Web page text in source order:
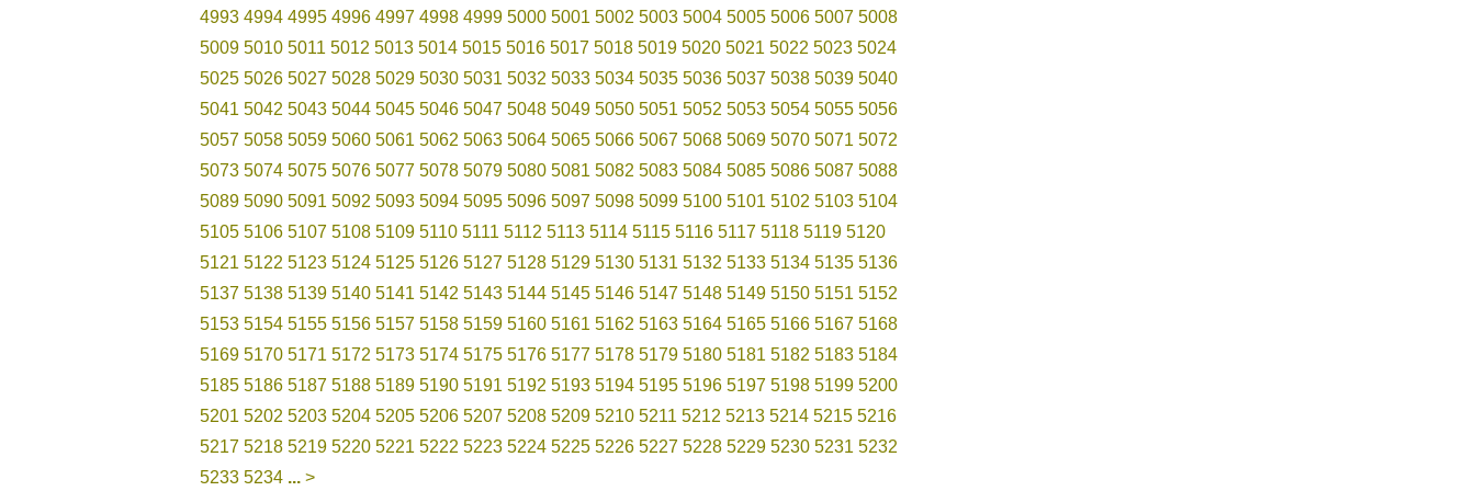
4993 4994 4995 4996 4997 4998 4999 5000 5001 5002 5003 5004 5005 5006 5007 5008
5009 5010 5011 5012 5013 5014 5015 5016 5017 5018 5019 5020 5021 5022 5023 5024
5025 5026 5027 5028 5029 5030 5031 5032 5033 5034 5035 5036 5037 5038 5039 5040
5041 5042 5043 5044 5045 5046 5047 5048 5049 5050 5051 5052 5053 5054 5055 5056
5057 5058 5059 5060 5061 5062 5063 5064 5065 5066 5067 5068 5069 5070 5071 5072
5073 5074 5075 5076 5077 5078 5079 5080 5081 5082 5083 5084 5085 5086 5087 5088
5089 5090 5091 5092 5093 5094 5095 5096 5097 5098 5099 5100 5101 5102 5103 5104
5105 5106 5107 5108 5109 5110 5111 5112 5113 5114 5115 5116 5117 5118 5119 5120
5121 5122 5123 5124 5125 5126 5127 5128 5129 5130 5131 5132 5133 5134 5135 5136
5137 5138 5139 5140 5141 5142 5143 5144 5145 5146 5147 5148 5149 5150 5151 5152
5153 5154 5155 5156 5157 5158 5159 5160 5161 5162 5163 5164 5165 5166 5167 5168
5169 5170 5171 5172 5173 5174 5175 5176 5177 5178 5179 5180 5181 5182 5183 5184
5185 5186 5187 5188 5189 5190 5191 5192 5193 5194 5195 5196 5197 5198 5199 5200
5201 5202 5203 5204 5205 5206 5207 5208 5209 5210 5211 5212 5213 5214 5215 5216
5217 5218 5219 5220 5221 5222 5223 5224 5225 5226 5227 5228 5229 5230 5231 5232
5233 5234 ... >